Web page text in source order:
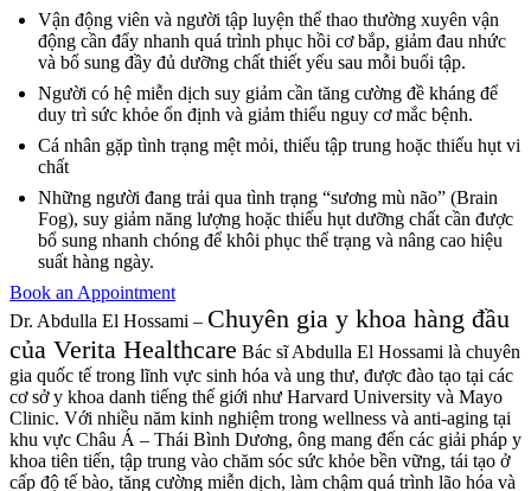
Vận động viên và người tập luyện thể thao thường xuyên vận
động cần đẩy nhanh quá trình phục hồi cơ bắp, giảm đau nhức
và bổ sung đầy đủ dưỡng chất thiết yếu sau mỗi buổi tập.
Người có hệ miễn dịch suy giảm cần tăng cường đề kháng để
duy trì sức khỏe ổn định và giảm thiểu nguy cơ mắc bệnh.
Cá nhân gặp tình trạng mệt mỏi, thiếu tập trung hoặc thiếu hụt vi
chất
Những người đang trải qua tình trạng “sương mù não” (Brain
Fog), suy giảm năng lượng hoặc thiếu hụt dưỡng chất cần được
bổ sung nhanh chóng để khôi phục thể trạng và nâng cao hiệu
suất hàng ngày.
Book an Appointment
Dr. Abdulla El Hossami – Chuyên gia y khoa hàng đầu
của Verita Healthcare Bác sĩ Abdulla El Hossami là chuyên
gia quốc tế trong lĩnh vực sinh hóa và ung thư, được đào tạo tại các
cơ sở y khoa danh tiếng thế giới như Harvard University và Mayo
Clinic. Với nhiều năm kinh nghiệm trong wellness và anti-aging tại
khu vực Châu Á – Thái Bình Dương, ông mang đến các giải pháp y
khoa tiên tiến, tập trung vào chăm sóc sức khỏe bền vững, tái tạo ở
cấp độ tế bào, tăng cường miễn dịch, làm chậm quá trình lão hóa và